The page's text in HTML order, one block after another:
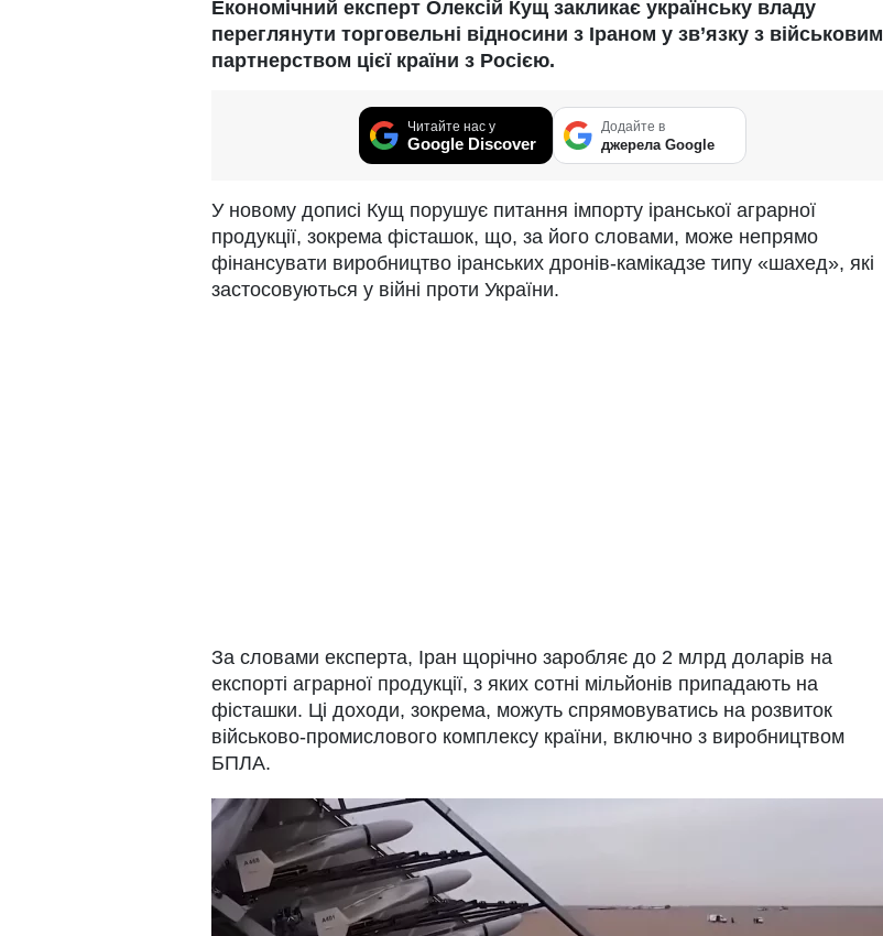
Економічний експерт Олексій Кущ закликає українську владу
переглянути торговельні відносини з Іраном у зв’язку з військовим
партнерством цієї країни з Росією.
Читайте нас у
Google Discover
Додайте в
джерела Google
У новому дописі Кущ порушує питання імпорту іранської аграрної
продукції, зокрема фісташок, що, за його словами, може непрямо
фінансувати виробництво іранських дронів-камікадзе типу «шахед», які
застосовуються у війні проти України.
За словами експерта, Іран щорічно заробляє до 2 млрд доларів на
експорті аграрної продукції, з яких сотні мільйонів припадають на
фісташки. Ці доходи, зокрема, можуть спрямовуватись на розвиток
військово-промислового комплексу країни, включно з виробництвом
БПЛА.